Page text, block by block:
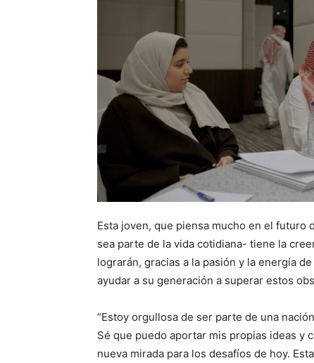
Esta joven, que piensa mucho en el
sea parte de la vida cotidiana- tiene la
lograrán, gracias a la pasión y la energía
ayudar a su generación a superar estos
“Estoy orgullosa de ser parte de una
Sé que puedo aportar mis propias ideas y
nueva mirada para los desafíos de hoy.